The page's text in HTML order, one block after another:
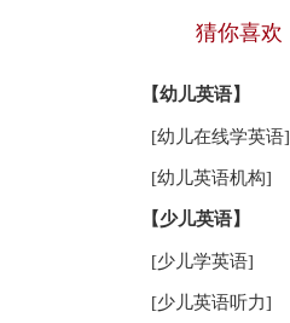
猜你喜欢
【幼儿英语】
[幼儿在线学英语]
[幼儿英语机构]
【少儿英语】
[少儿学英语]
[少儿英语听力]